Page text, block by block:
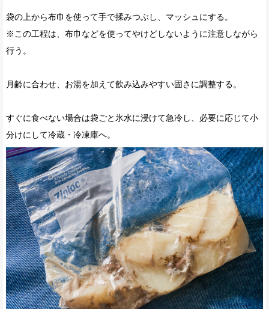
袋の上から布巾を使って手で揉みつぶし、マッシュにする。
※この工程は、布巾などを使ってやけどしないように注意しながら
行う。
月齢に合わせ、お湯を加えて飲み込みやすい固さに調整する。
すぐに食べない場合は袋ごと氷水に浸けて急冷し、必要に応じて小
分けにして冷蔵・冷凍庫へ。